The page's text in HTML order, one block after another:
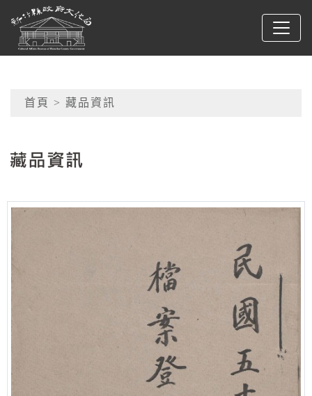
跳到主要內容
新竹縣政府文化局
網頁導覽
首頁 > 藏品資訊